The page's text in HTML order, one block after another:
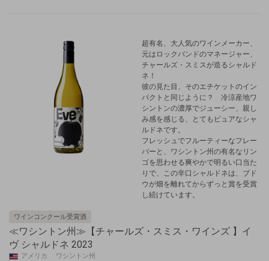
超有名、大人気のワインメーカー、
元はロックバンドのマネージャー、
チャールズ・スミスが造るシャルド
ネ！
彼の見た目、そのエチケットのイン
パクトと同じように？ 冷涼産地ワ
シントンの濃厚でジューシー、親し
み感を感じる、とてもピュアなシャ
ルドネです。
フレッシュでフルーティーなフレー
バーと、ワシントン州の有名なリン
ゴを思わせる爽やかで明るい口当た
りで、この辛口シャルドネは、ブド
ウが畑を離れてからずっと賞を受賞
し続けています。
ワインコンクール受賞酒
≪ワシントン州≫【チャールズ・スミス・ワインズ 】イ
ヴ シャルドネ 2023
アメリカ ワシントン州